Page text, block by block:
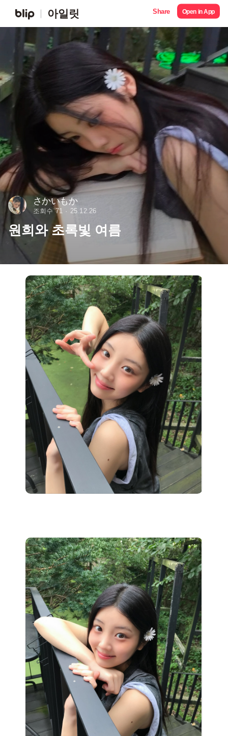
아일릿 Share Open in App
さかいもか
조회수 71 25.12.26
원희와 초록빛 여름